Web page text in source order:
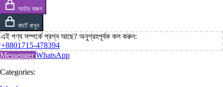
অর্ডার করুন
কার্টে রাখুন
এই পণ্য সম্পর্কে প্রশ্ন আছে? অনুগ্রহপূর্বক কল করুন:
+8801715-478394
MessengerWhatsApp
Categories: